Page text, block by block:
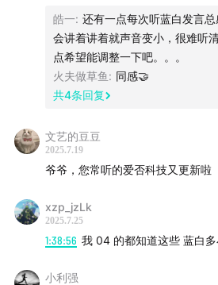
每周五晚 8 点，爱否直播间，我们
皓一: 还有一点每次听蓝白发言
会讲着讲着就声音变小，很难听
点希望能调整一下吧。。。
火夫做草鱼 : 同感🤝
共4条回复
文艺的豆豆
2025.7.19
爷爷，您常听的爱否科技又更新啦
xzp_jzLk
2025.7.25
1:38:56 我 04 的都知道这些 蓝白
小利强